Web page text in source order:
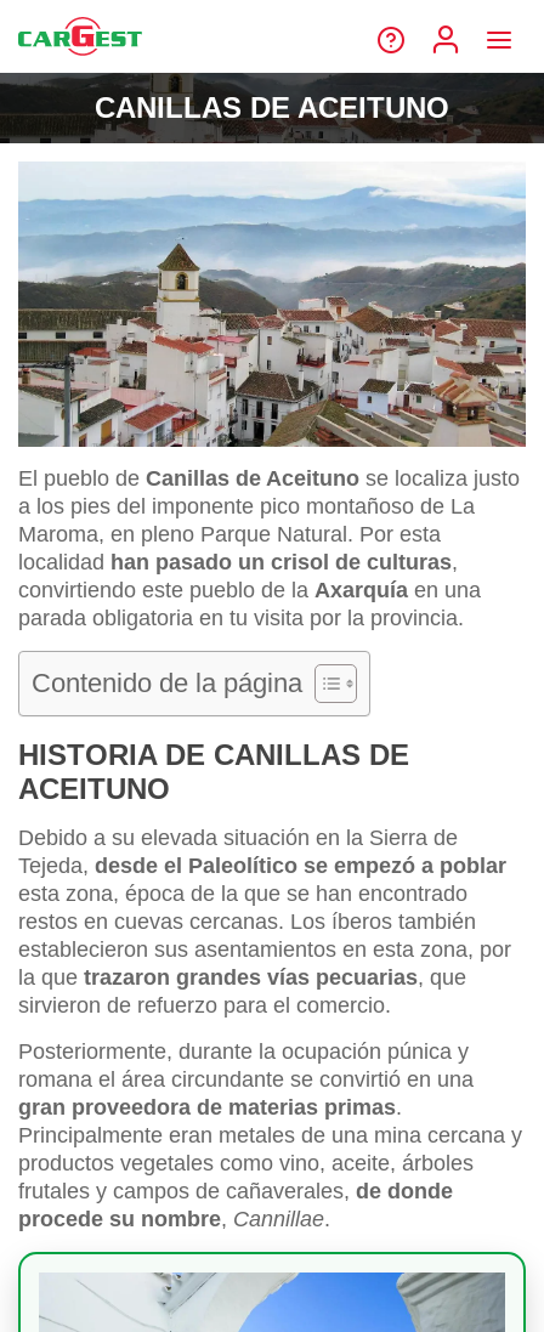
CANILLAS DE ACEITUNO
El pueblo de Canillas de Aceituno se localiza justo
a los pies del imponente pico montañoso de La
Maroma, en pleno Parque Natural. Por esta
localidad han pasado un crisol de culturas,
convirtiendo este pueblo de la Axarquía en una
parada obligatoria en tu visita por la provincia.
Contenido de la página
HISTORIA DE CANILLAS DE
ACEITUNO
Debido a su elevada situación en la Sierra de
Tejeda, desde el Paleolítico se empezó a poblar
esta zona, época de la que se han encontrado
restos en cuevas cercanas. Los íberos también
establecieron sus asentamientos en esta zona, por
la que trazaron grandes vías pecuarias, que
sirvieron de refuerzo para el comercio.
Posteriormente, durante la ocupación púnica y
romana el área circundante se convirtió en una
gran proveedora de materias primas.
Principalmente eran metales de una mina cercana y
productos vegetales como vino, aceite, árboles
frutales y campos de cañaverales, de donde
procede su nombre, Cannillae.